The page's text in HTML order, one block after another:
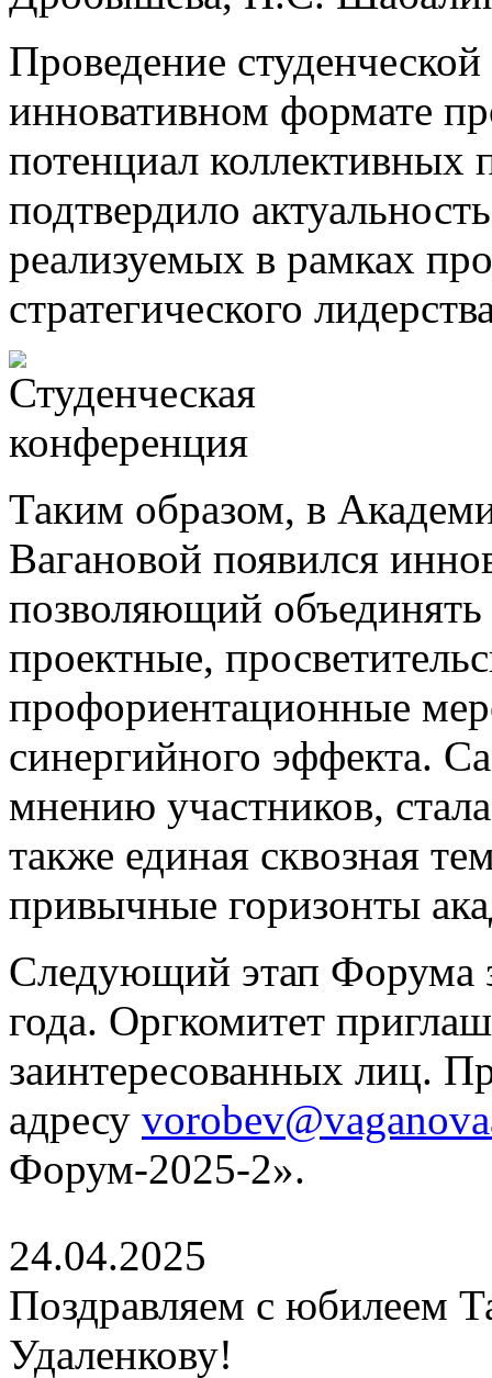
Проведение
инновативном формате
потенциал коллективных
подтвердило
реализуемых в рамках
стратегического
Таким образом, в
Вагановой появился
позволяющий объединять
проектные,
профориентационные
синергийного эффекта.
мнению участников,
также единая сквозная
привычные горизонты
Следующий этап Форума
года. Оргкомитет
заинтересованных лиц.
адресу
Форум-2025-2».
24.04.2025
Поздравляем с юбилеем
Удаленкову!